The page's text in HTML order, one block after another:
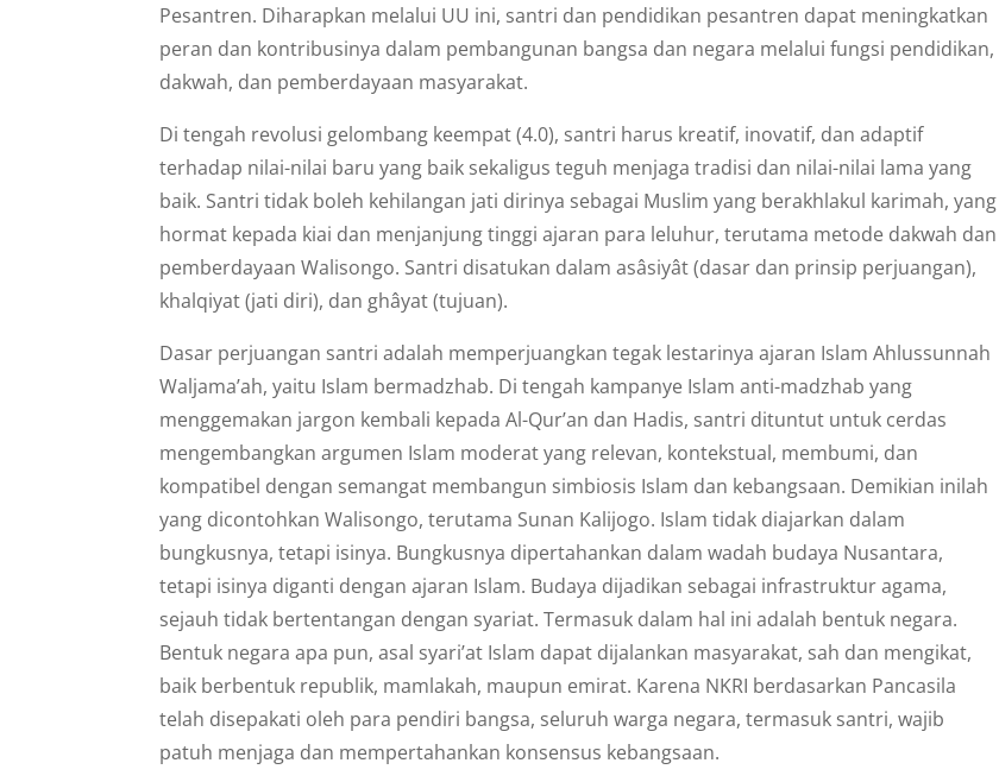
Pesantren. Diharapkan melalui UU ini, santri dan pendidikan pesantren dapat meningkatkan
peran dan kontribusinya dalam pembangunan bangsa dan negara melalui fungsi pendidikan,
dakwah, dan pemberdayaan masyarakat.
Di tengah revolusi gelombang keempat (4.0), santri harus kreatif, inovatif, dan adaptif
terhadap nilai-nilai baru yang baik sekaligus teguh menjaga tradisi dan nilai-nilai lama yang
baik. Santri tidak boleh kehilangan jati dirinya sebagai Muslim yang berakhlakul karimah, yang
hormat kepada kiai dan menjanjung tinggi ajaran para leluhur, terutama metode dakwah dan
pemberdayaan Walisongo. Santri disatukan dalam asâsiyât (dasar dan prinsip perjuangan),
khalqiyat (jati diri), dan ghâyat (tujuan).
Dasar perjuangan santri adalah memperjuangkan tegak lestarinya ajaran Islam Ahlussunnah
Waljama’ah, yaitu Islam bermadzhab. Di tengah kampanye Islam anti-madzhab yang
menggemakan jargon kembali kepada Al-Qur’an dan Hadis, santri dituntut untuk cerdas
mengembangkan argumen Islam moderat yang relevan, kontekstual, membumi, dan
kompatibel dengan semangat membangun simbiosis Islam dan kebangsaan. Demikian inilah
yang dicontohkan Walisongo, terutama Sunan Kalijogo. Islam tidak diajarkan dalam
bungkusnya, tetapi isinya. Bungkusnya dipertahankan dalam wadah budaya Nusantara,
tetapi isinya diganti dengan ajaran Islam. Budaya dijadikan sebagai infrastruktur agama,
sejauh tidak bertentangan dengan syariat. Termasuk dalam hal ini adalah bentuk negara.
Bentuk negara apa pun, asal syari’at Islam dapat dijalankan masyarakat, sah dan mengikat,
baik berbentuk republik, mamlakah, maupun emirat. Karena NKRI berdasarkan Pancasila
telah disepakati oleh para pendiri bangsa, seluruh warga negara, termasuk santri, wajib
patuh menjaga dan mempertahankan konsensus kebangsaan.